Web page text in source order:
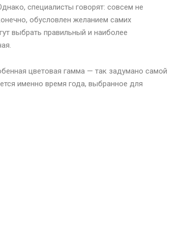
специалисты говорят: совсем не
обусловлен желанием самих
выбрать правильный и наиболее
цветовая гамма — так задумано самой
именно время года, выбранное для